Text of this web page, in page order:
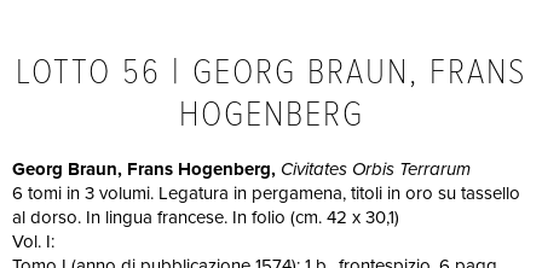
LOTTO 56 | GEORG BRAUN, FRANS
HOGENBERG
Georg Braun, Frans Hogenberg, Civitates Orbis Terrarum
6 tomi in 3 volumi. Legatura in pergamena, titoli in oro su tassello
al dorso. In lingua francese. In folio (cm. 42 x 30,1)
Vol. I: